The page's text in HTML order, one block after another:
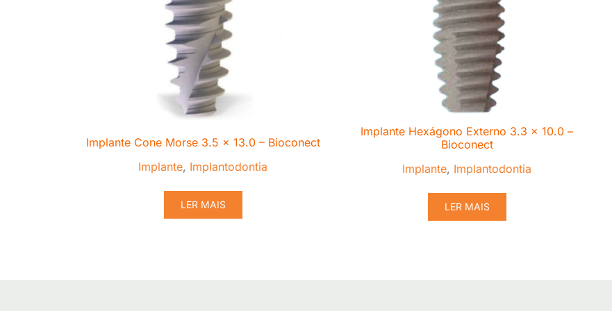
Implante Cone Morse 3.5 x 13.0 – Bioconect
Implante, Implantodontia
LER MAIS
Implante Hexágono Externo 3.3 x 10.0 –
Bioconect
Implante, Implantodontia
LER MAIS